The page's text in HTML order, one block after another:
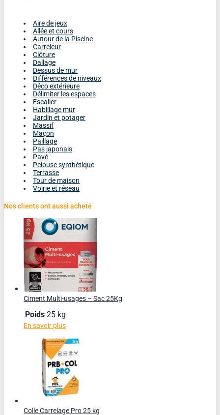
Aire de jeux
Allée et cours
Autour de la Piscine
Carreleur
Clôture
Dallage
Dessus de mur
Différences de niveaux
Déco extérieure
Délimiter les espaces
Escalier
Habillage mur
Jardin et potager
Massif
Maçon
Paillage
Pas japonais
Pavé
Pelouse synthétique
Terrasse
Tour de maison
Voirie et réseau
Nos clients ont aussi acheté
Ciment Multi-usages – Sac 25Kg
Poids 25 kg
En savoir plus
Colle Carrelage Pro 25 kg